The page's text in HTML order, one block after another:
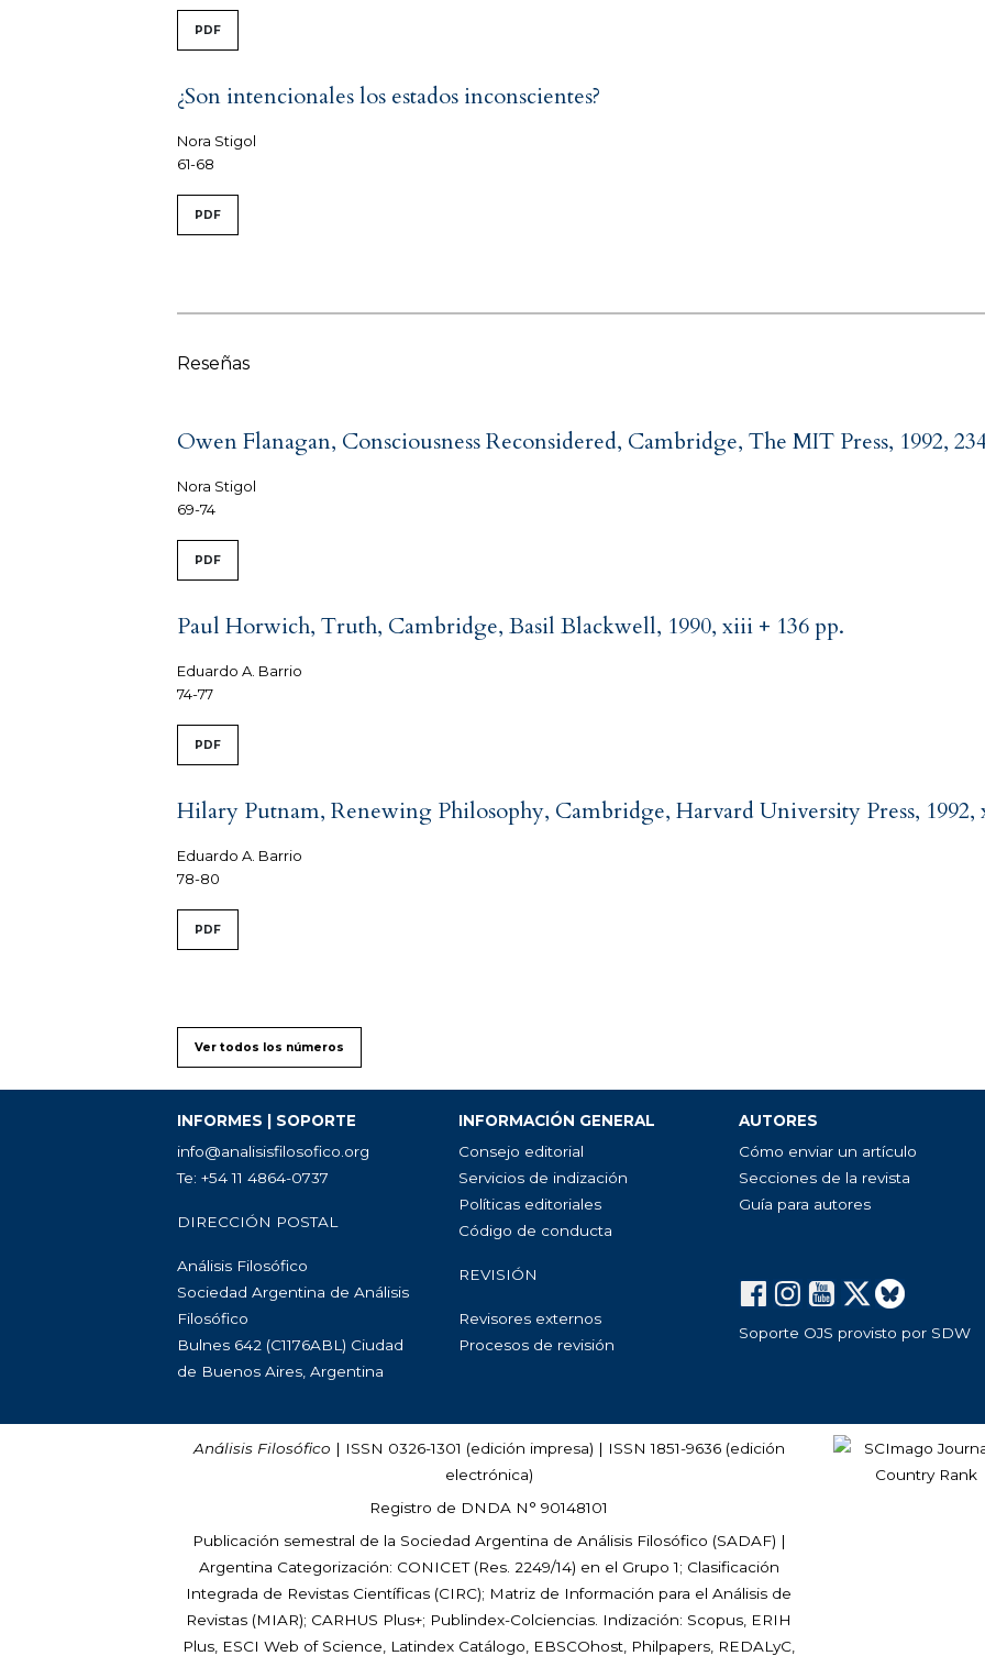
PDF
¿Son intencionales los estados inconscientes?
Nora Stigol
61-68
PDF
Reseñas
Owen Flanagan, Consciousness Reconsidered, Cambridge, The MIT Press, 1992,
Nora Stigol
69-74
PDF
Paul Horwich, Truth, Cambridge, Basil Blackwell, 1990, xiii + 136 pp.
Eduardo A. Barrio
74-77
PDF
Hilary Putnam, Renewing Philosophy, Cambridge, Harvard University Press, 1992,
Eduardo A. Barrio
78-80
PDF
Ver todos los números
INFORMES | SOPORTE
info@analisisfilosofico.org
Te: +54 11 4864-0737
DIRECCIÓN POSTAL
Análisis Filosófico
Sociedad Argentina de Análisis
Filosófico
Bulnes 642 (C1176ABL) Ciudad
de Buenos Aires, Argentina
INFORMACIÓN GENERAL
Consejo editorial
Servicios de indización
Políticas editoriales
Código de conducta
REVISIÓN
Revisores externos
Procesos de revisión
AUTORES
Cómo enviar un artículo
Secciones de la revista
Guía para autores
Soporte OJS provisto por SDW
Análisis Filosófico | ISSN 0326-1301 (edición impresa) | ISSN 1851-9636 (edición
electrónica)
Registro de DNDA N° 90148101
Publicación semestral de la Sociedad Argentina de Análisis Filosófico (SADAF) |
Argentina Categorización: CONICET (Res. 2249/14) en el Grupo 1; Clasificación
Integrada de Revistas Científicas (CIRC); Matriz de Información para el Análisis de
Revistas (MIAR); CARHUS Plus+; Publindex-Colciencias. Indización: Scopus, ERIH
Plus, ESCI Web of Science, Latindex Catálogo, EBSCOhost, Philpapers, REDALyC,